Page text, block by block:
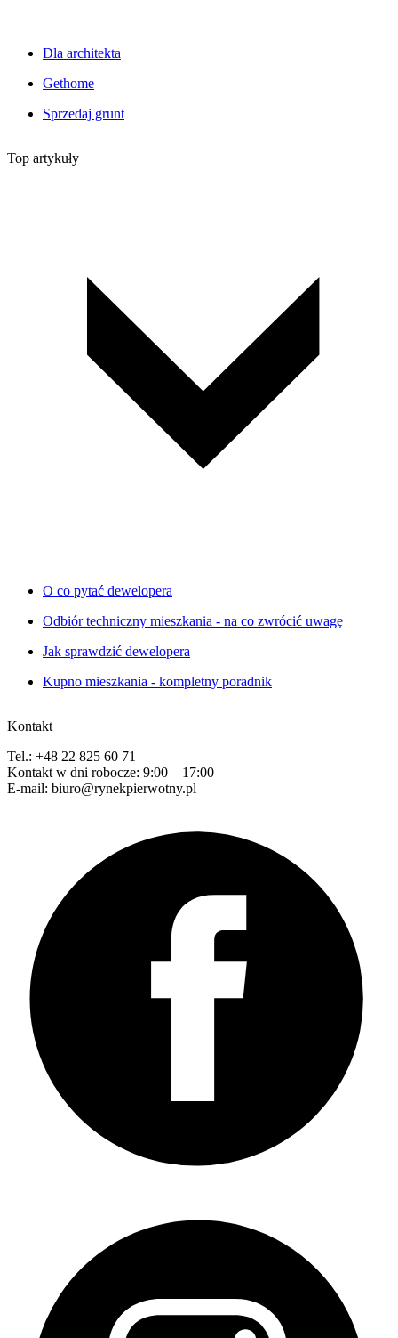
Dla architekta
Gethome
Sprzedaj grunt
Top artykuły
O co pytać dewelopera
Odbiór techniczny mieszkania - na co zwrócić uwagę
Jak sprawdzić dewelopera
Kupno mieszkania - kompletny poradnik
Kontakt
Tel.: +48 22 825 60 71
Kontakt w dni robocze: 9:00 – 17:00
E-mail: biuro@rynekpierwotny.pl